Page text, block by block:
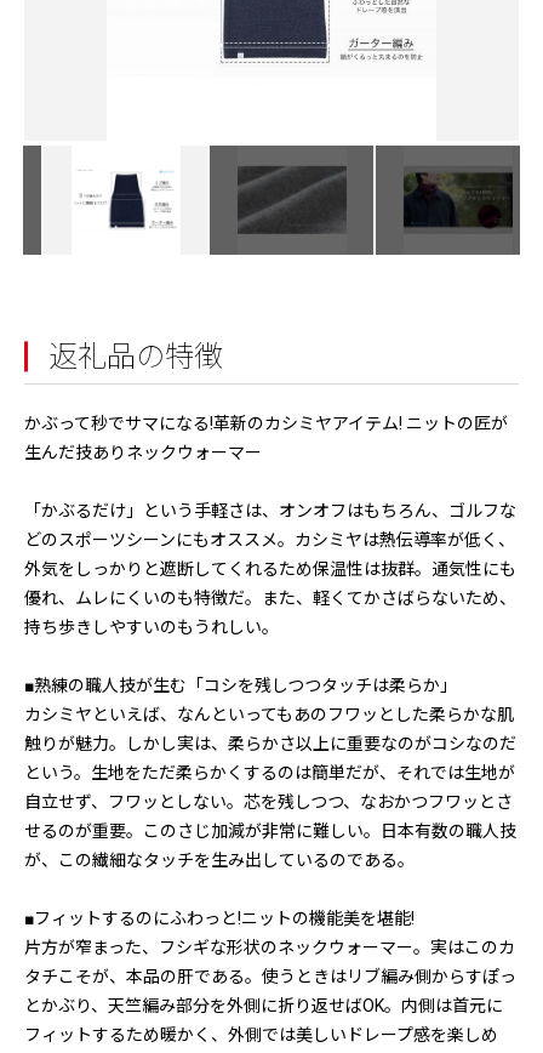
返礼品の特徴
かぶって秒でサマになる!革新のカシミヤアイテム! ニットの匠が
生んだ技ありネックウォーマー
「かぶるだけ」という手軽さは、オンオフはもちろん、ゴルフな
どのスポーツシーンにもオススメ。カシミヤは熱伝導率が低く、
外気をしっかりと遮断してくれるため保温性は抜群。通気性にも
優れ、ムレにくいのも特徴だ。また、軽くてかさばらないため、
持ち歩きしやすいのもうれしい。
■熟練の職人技が生む「コシを残しつつタッチは柔らか」
カシミヤといえば、なんといってもあのフワッとした柔らかな肌
触りが魅力。しかし実は、柔らかさ以上に重要なのがコシなのだ
という。生地をただ柔らかくするのは簡単だが、それでは生地が
自立せず、フワッとしない。芯を残しつつ、なおかつフワッとさ
せるのが重要。このさじ加減が非常に難しい。日本有数の職人技
が、この繊細なタッチを生み出しているのである。
■フィットするのにふわっと!ニットの機能美を堪能!
片方が窄まった、フシギな形状のネックウォーマー。実はこのカ
タチこそが、本品の肝である。使うときはリブ編み側からすぽっ
とかぶり、天竺編み部分を外側に折り返せばOK。内側は首元に
フィットするため暖かく、外側では美しいドレープ感を楽しめ